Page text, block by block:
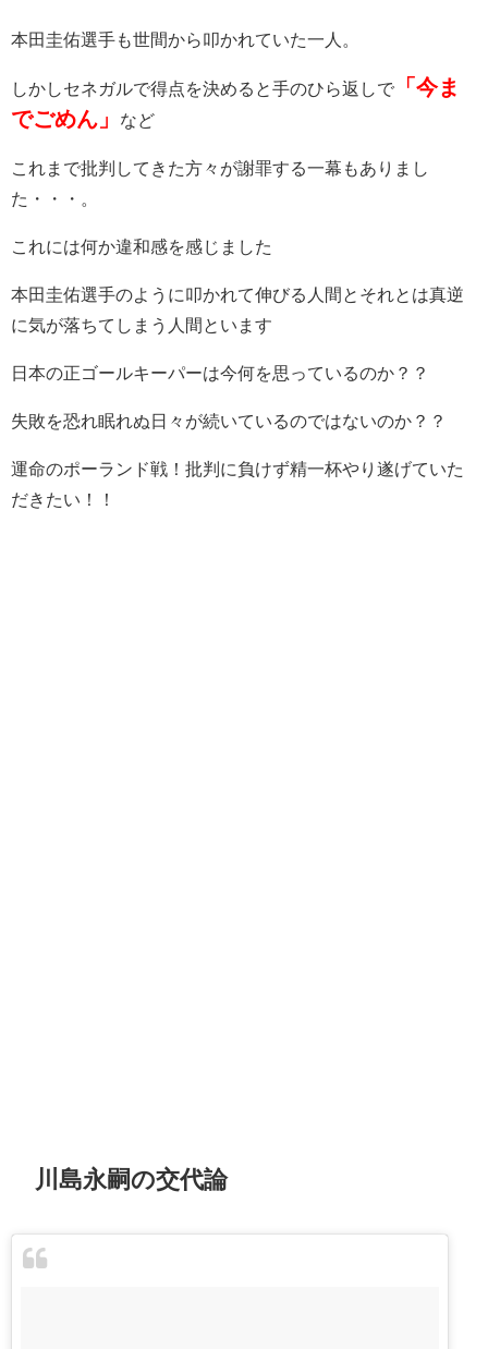
本田圭佑選手も世間から叩かれていた一人。
しかしセネガルで得点を決めると手のひら返しで
「今ま
でごめん」
など
これまで批判してきた方々が謝罪する一幕もありまし
た・・・。
これには何か違和感を感じました
本田圭佑選手のように叩かれて伸びる人間とそれとは真逆
に気が落ちてしまう人間といます
日本の正ゴールキーパーは今何を思っているのか？？
失敗を恐れ眠れぬ日々が続いているのではないのか？？
運命のポーランド戦！批判に負けず精一杯やり遂げていた
だきたい！！
川島永嗣の交代論